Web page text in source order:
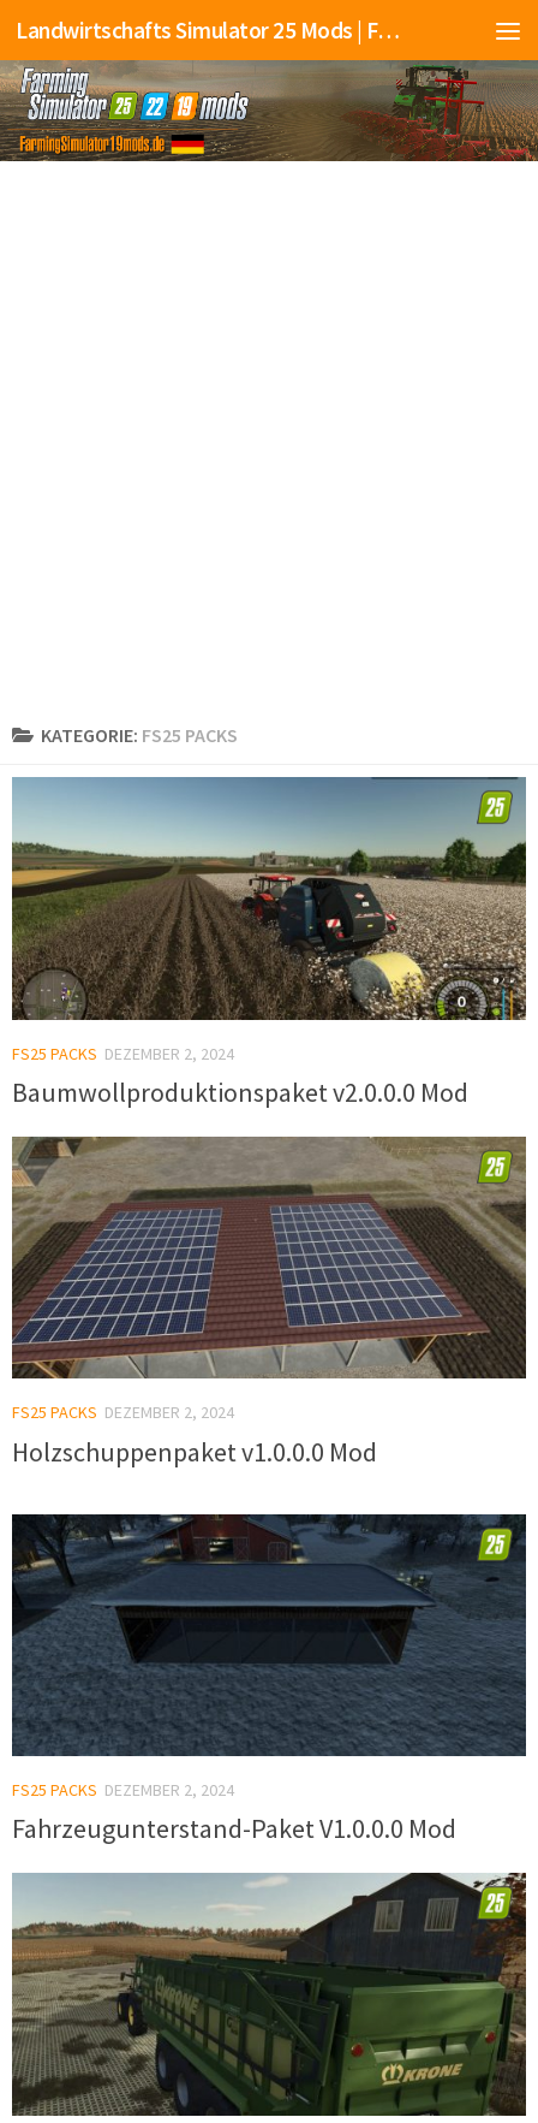
Landwirtschafts Simulator 25 Mods | Farming Simulator 25 Mods | FS25 Mods
KATEGORIE: FS25 PACKS
FS25 PACKS DEZEMBER 2, 2024
Baumwollproduktionspaket v2.0.0.0 Mod
FS25 PACKS DEZEMBER 2, 2024
Holzschuppenpaket v1.0.0.0 Mod
FS25 PACKS DEZEMBER 2, 2024
Fahrzeugunterstand-Paket V1.0.0.0 Mod